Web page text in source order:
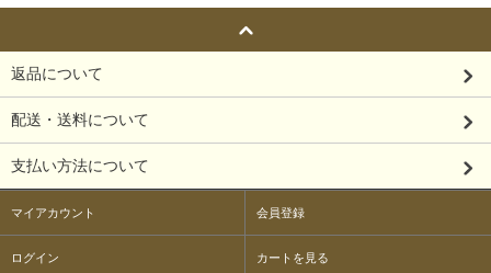
返品について
配送・送料について
支払い方法について
マイアカウント 会員登録
ログイン カートを見る